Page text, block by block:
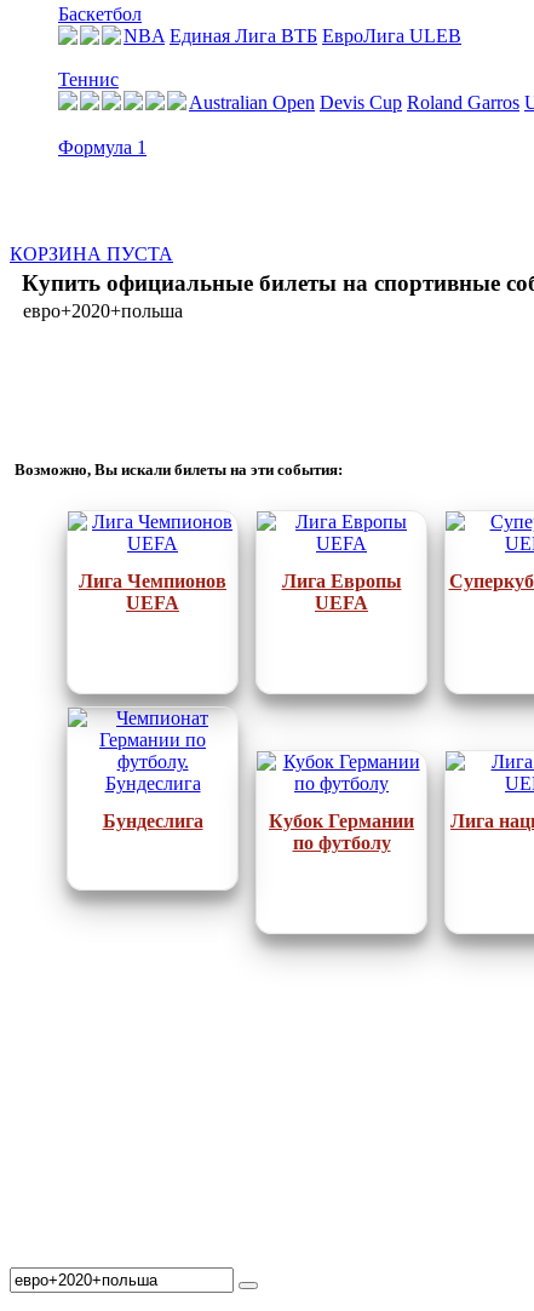
Баскетбол
NBA Единая Лига ВТБ EвроЛига ULEB
Теннис
Australian Open Devis Cup Roland Garros
Формула 1
КОРЗИНА ПУСТА
Купить официальные билеты на спортивные
евро+2020+польша
Возможно, Вы искали билеты на эти события:
Лига Чемпионов
UEFA
Лига Европы
UEFA
Бундеслига
Кубок Германии
по футболу
Лига